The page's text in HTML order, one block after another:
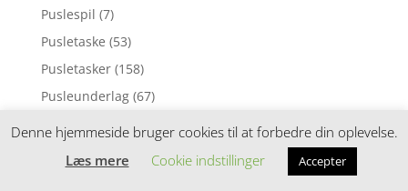
Puslespil (7)
Pusletaske (53)
Pusletasker (158)
Pusleunderlag (67)
Puttekasser
(30)
Denne hjemmeside bruger cookies til at forbedre din oplevelse.
Læs mere
Cookie indstillinger Accepter